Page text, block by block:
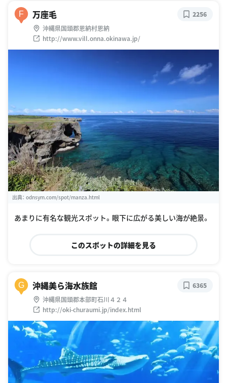
F 万座毛
沖縄県国頭郡恩納村恩納
http://www.vill.onna.okinawa.jp/
2256
出典： odnsym.com/spot/manza.html
あまりに有名な観光スポット。眼下に広がる美しい海が絶景。
このスポットの詳細を見る
G 沖縄美ら海水族館
沖縄県国頭郡本部町石川４２４
http://oki-churaumi.jp/index.html
6365